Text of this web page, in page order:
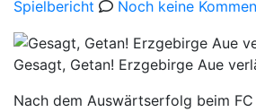
Spielbericht
Noch keine
Gesagt, Getan! Erzgebirge Aue
Nach dem Auswärtserfolg beim